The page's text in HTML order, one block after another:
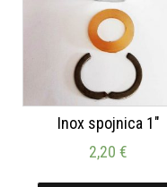
Inox spojnica 1″
2,20€